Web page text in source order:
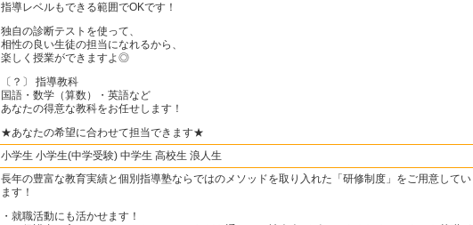
指導レベルもできる範囲でOKです！
独自の診断テストを使って、
相性の良い生徒の担当になれるから、
楽しく授業ができますよ◎
〔？〕 指導教科
国語・数学（算数）・英語など
あなたの得意な教科をお任せします！
★あなたの希望に合わせて担当できます★
小学生 小学生(中学受験) 中学生 高校生 浪人生
長年の豊富な教育実績と個別指導塾ならではのメソッドを取り入れた「研修制度」をご用意してい
ます！
・就職活動にも活かせます！